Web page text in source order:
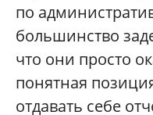
по
большинство
что они просто
понятная
отдавать себе